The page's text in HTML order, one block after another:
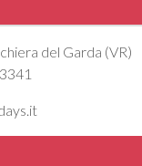
del Garda (VR)